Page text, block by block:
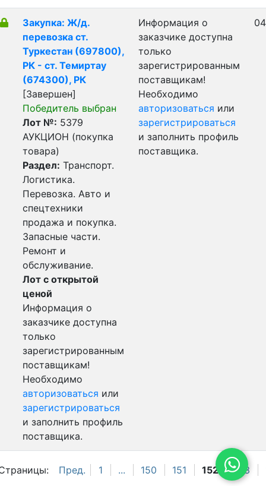
Пред. 1 ... 150 151 152 153
Закупка: Ж/д.
перевозка ст.
Туркестан (697800),
РК - ст. Темиртау
(674300), РК
[Завершен]
Победитель выбран
Лот №: 5379
АУКЦИОН (покупка
товара)
Раздел: Транспорт.
Логистика.
Перевозка. Авто и
спецтехники
продажа и покупка.
Запасные части.
Ремонт и
обслуживание.
Лот с открытой
ценой
Информация о
заказчике доступна
только
зарегистрированным
поставщикам!
Необходимо
авторизоваться или
зарегистрироваться
и заполнить профиль
поставщика.
Информация о
заказчике доступна
только
зарегистрированным
поставщикам!
Необходимо
авторизоваться или
зарегистрироваться
и заполнить профиль
поставщика.